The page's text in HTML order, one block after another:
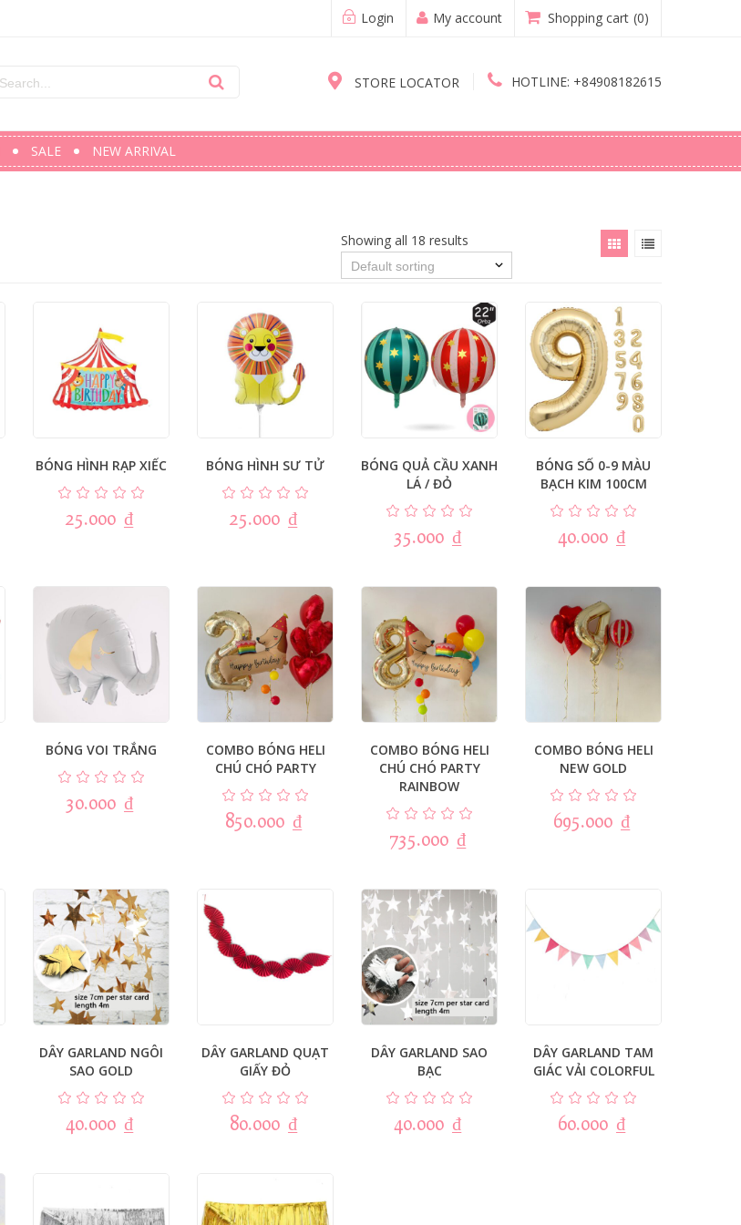
Login My account Shopping cart (0)
STORE LOCATOR HOTLINE: +84908182615
SALE NEW ARRIVAL
Showing all 18 results
BÓNG HÌNH RẠP XIẾC
25.000 ₫
BÓNG HÌNH SƯ TỬ
25.000 ₫
BÓNG QUẢ CẦU XANH
LÁ / ĐỎ
35.000 ₫
BÓNG SỐ 0-9 MÀU
BẠCH KIM 100CM
40.000 ₫
BÓNG VOI TRẮNG
30.000 ₫
COMBO BÓNG HELI
CHÚ CHÓ PARTY
850.000 ₫
COMBO BÓNG HELI
CHÚ CHÓ PARTY
RAINBOW
735.000 ₫
COMBO BÓNG HELI
NEW GOLD
695.000 ₫
DÂY GARLAND NGÔI
SAO GOLD
40.000 ₫
DÂY GARLAND QUẠT
GIẤY ĐỎ
80.000 ₫
DÂY GARLAND SAO
BẠC
40.000 ₫
DÂY GARLAND TAM
GIÁC VẢI COLORFUL
60.000 ₫